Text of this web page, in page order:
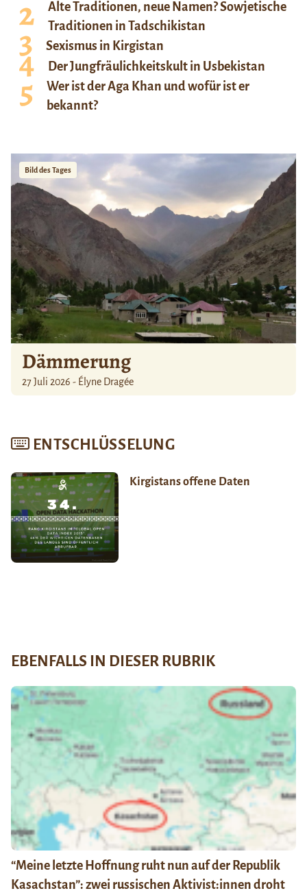
Alte Traditionen, neue Namen? Sowjetische
Traditionen in Tadschikistan
Sexismus in Kirgistan
Der Jungfräulichkeitskult in Usbekistan
Wer ist der Aga Khan und wofür ist er
bekannt?
Bild des Tages
Dämmerung
27 Juli 2026 - Élyne Dragée
ENTSCHLÜSSELUNG
Kirgistans offene Daten
EBENFALLS IN DIESER RUBRIK
“Meine letzte Hoffnung ruht nun auf der Republik
Kasachstan”: zwei russischen Aktivist:innen droht